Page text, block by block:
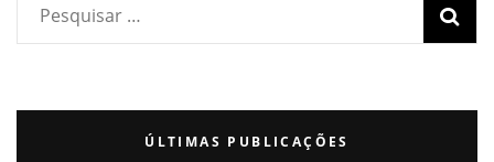
ÚLTIMAS PUBLICAÇÕES